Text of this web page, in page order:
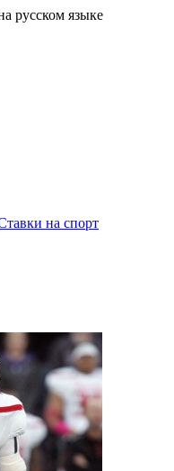
русском языке
на спорт